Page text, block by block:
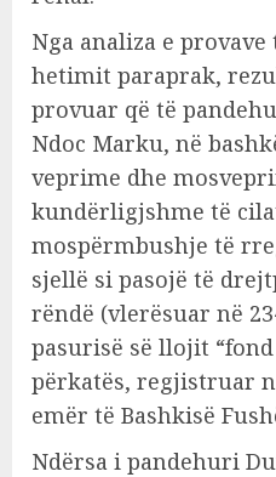
Nga analiza e
hetimit paraprak,
provuar që të
Ndoc Marku, në
veprime dhe
kundërligjshme të
mospërmbushje të
sjellë si pasojë të
rëndë (vlerësuar në
pasurisë së llojit
përkatës, regjistruar
emër të Bashkisë
Ndërsa i pandehuri